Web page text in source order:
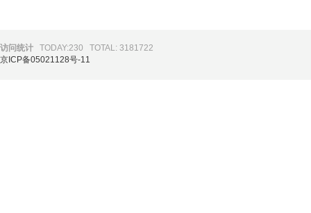
访问统计 TODAY:230
TOTAL: 3181722
京ICP备05021128号-11